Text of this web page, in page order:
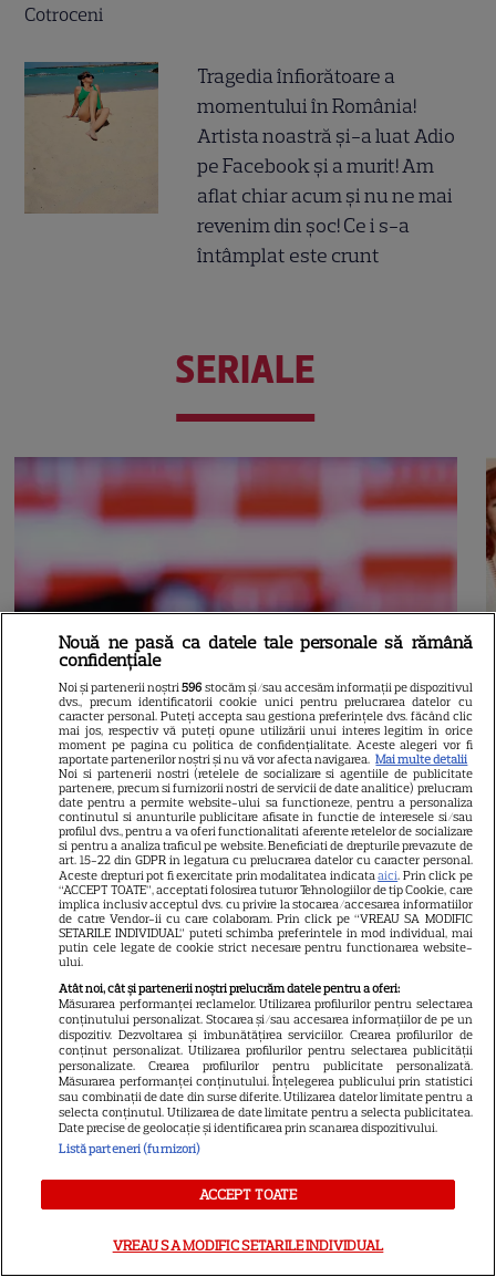
Tragedia înfiorătoare a
momentului în România!
Artista noastră și-a luat Adio
pe Facebook și a murit! Am
aflat chiar acum și nu ne mai
revenim din șoc! Ce i s-a
întâmplat este crunt
SERIALE
Recomandările TV ale
săptămânii 27 iulie – 2 august!
„The Walking Dead: Dead
City”, filme HBO și telenovele
de neratat
Nouă ne pasă ca datele tale personale să rămână
confidențiale
Noi și partenerii noștri596 stocăm și/sau accesăm informații pe dispozitivul
dvs., precum identificatorii cookie unici pentru prelucrarea datelor cu
caracter personal. Puteți accepta sau gestiona preferințele dvs. făcând clic
mai jos, respectiv vă puteți opune utilizării unui interes legitim în orice
moment pe pagina cu politica de confidențialitate. Aceste alegeri vor fi
raportate partenerilor noștri și nu vă vor afecta navigarea. Mai multe detalii
Noi si partenerii nostri (retelele de socializare si agentiile de publicitate
partenere, precum si furnizorii nostri de servicii de date analitice) prelucram
date pentru a permite website-ului sa functioneze, pentru a personaliza
continutul si anunturile publicitare afisate in functie de interesele si/sau
profilul dvs., pentru a va oferi functionalitati aferente retelelor de socializare
si pentru a analiza traficul pe website. Beneficiati de drepturile prevazute de
art. 15-22 din GDPR in legatura cu prelucrarea datelor cu caracter personal.
Aceste drepturi pot fi exercitate prin modalitatea indicataaici. Prin click pe
“ACCEPT TOATE”, acceptati folosirea tuturor Tehnologiilor de tip Cookie, care
implica inclusiv acceptul dvs. cu privire la stocarea/accesarea informatiilor
de catre Vendor-ii cu care colaboram. Prin click pe “VREAU SA MODIFIC
SETARILE INDIVIDUAL” puteti schimba preferintele in mod individual, mai
putin cele legate de cookie strict necesare pentru functionarea website-
ului.
Atât noi, cât și partenerii noștri prelucrăm datele pentru a oferi:
Măsurarea performanței reclamelor. Utilizarea profilurilor pentru selectarea
conținutului personalizat. Stocarea și/sau accesarea informațiilor de pe un
dispozitiv. Dezvoltarea și îmbunătățirea serviciilor. Crearea profilurilor de
conținut personalizat. Utilizarea profilurilor pentru selectarea publicității
personalizate. Crearea profilurilor pentru publicitate personalizată.
Măsurarea performanței conținutului. Înțelegerea publicului prin statistici
sau combinații de date din surse diferite. Utilizarea datelor limitate pentru a
selecta conținutul. Utilizarea de date limitate pentru a selecta publicitatea.
Date precise de geolocație și identificarea prin scanarea dispozitivului.
Listă parteneri (furnizori)
ACCEPT TOATE
VREAU SA MODIFIC SETARILE INDIVIDUAL